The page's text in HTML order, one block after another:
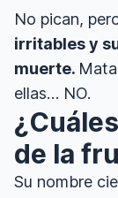
No pican,
irritables y
muerte.
ellas… NO.
de la
Su nombre